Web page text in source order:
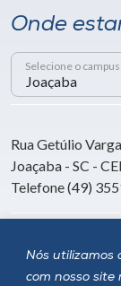
Nós utilizamos
com nosso site
Onde
Selecione o campus
Rua Getúlio
Joaçaba - SC -
Telefone (49)
Siga a